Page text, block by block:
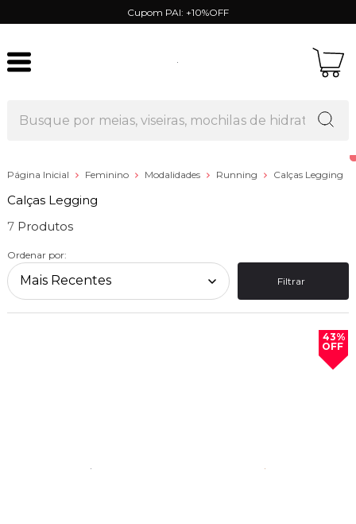
Cupom PAI: +10%OFF
Página Inicial Feminino Modalidades Running Calças Legging
Calças Legging
7
Ordenar por:
Filtrar
43%
OFF